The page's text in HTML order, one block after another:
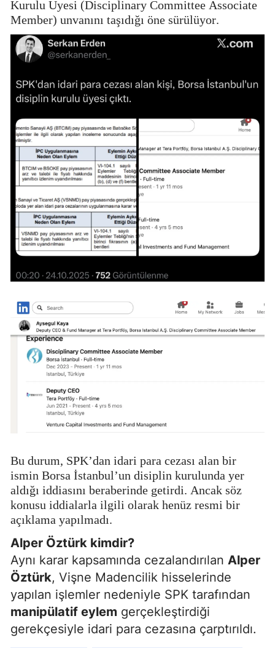
Kurulu Üyesi (Disciplinary Committee Associate
Member) unvanını taşıdığı öne sürülüyor.
Bu durum, SPK’dan idari para cezası alan bir
ismin Borsa İstanbul’un disiplin kurulunda yer
aldığı iddiasını beraberinde getirdi. Ancak söz
konusu iddialarla ilgili olarak henüz resmi bir
açıklama yapılmadı.
Alper Öztürk kimdir?
Aynı karar kapsamında cezalandırılan Alper
Öztürk, Vişne Madencilik hisselerinde
yapılan işlemler nedeniyle SPK tarafından
manipülatif eylem gerçekleştirdiği
gerekçesiyle idari para cezasına çarptırıldı.